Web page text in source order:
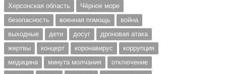
Херсонская область
Чёрное море
безопасность
военная помощь
война
выходные
дети досуг
дроновая атака
жертвы
концерт коронавирус
коррупция
медицина
минута молчания
отключение